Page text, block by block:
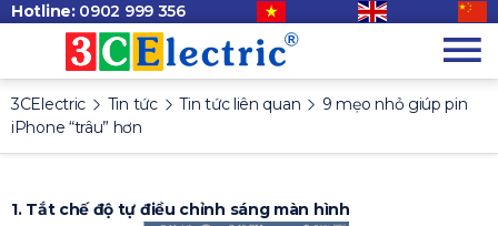
Hotline: 0902 999 356
3CElectric Tin tức Tin tức liên quan
9 mẹo nhỏ giúp pin
iPhone “trâu” hơn
1. Tắt chế độ tự điều chỉnh sáng màn hình